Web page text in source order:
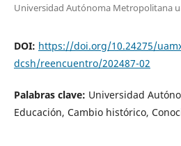
Universidad Autónoma Metropolitana
DOI: https://doi.org/10.24275/
dcsh/reencuentro/202487-02
Palabras clave: Universidad
Educación, Cambio histórico,